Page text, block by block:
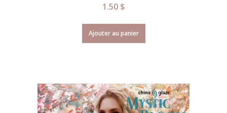
1.50 $
Ajouter au panier